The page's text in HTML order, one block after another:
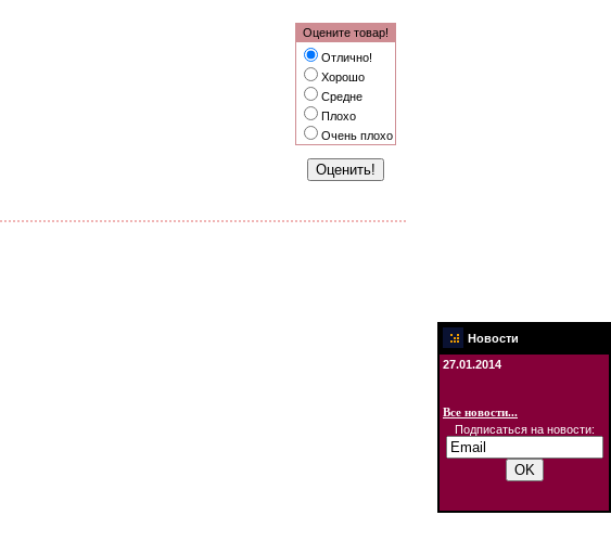
Оцените товар!
Отлично!
Хорошо
Средне
Плохо
Очень плохо
Новости
27.01.2014
Все новости...
Подписаться на новости: